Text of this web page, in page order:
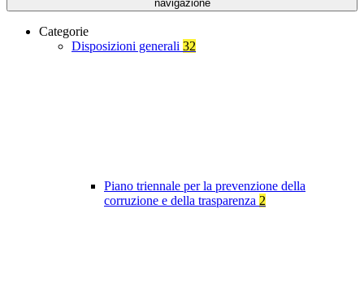
navigazione
Categorie
Disposizioni generali 32
Piano triennale per la prevenzione della
corruzione e della trasparenza 2